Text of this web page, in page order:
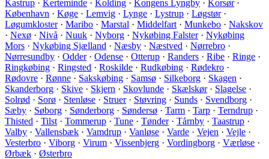
Kastrup · Kerteminde · Kolding · Kongens Lyngby · Korsør·
København · Køge · Lemvig · Lynge · Lystrup · Løgstør·
Løgumkloster· Maribo · Marstal · Middelfart · Munkebo · Nakskov
· Nexø · Nivå · Nuuk · Nyborg · Nykøbing Falster· Nykøbing
Mors · Nykøbing Sjælland · Næsby · Næstved · Nørrebro ·
Nørresundby · Odder· Odense · Otterup · Randers · Ribe · Ringe ·
Ringkøbing · Ringsted · Roskilde · Rudkøbing · Rødekro ·
Rødovre · Rønne · Sakskøbing · Samsø · Silkeborg · Skagen ·
Skanderborg · Skive · Skjern · Skovlunde · Skælskør· Slagelse ·
Solrød · Sorø · Stenløse · Struer· Støvring · Sunds · Svendborg ·
Sæby · Søborg · Sønderborg · Søndersø · Tarm · Tarp · Terndrup ·
Thisted · Tilst · Tommerup · Tune · Tønder· Tårnby · Taastrup ·
Valby · Vallensbæk · Vamdrup · Vanløse · Varde · Vejen · Vejle ·
Vesterbro · Viborg · Virum · Vissenbjerg · Vordingborg · Værløse ·
Ørbæk · Østerbro